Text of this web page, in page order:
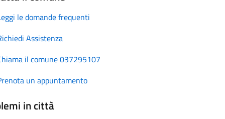
le domande frequenti
Assistenza
il comune 037295107
un appuntamento
in città